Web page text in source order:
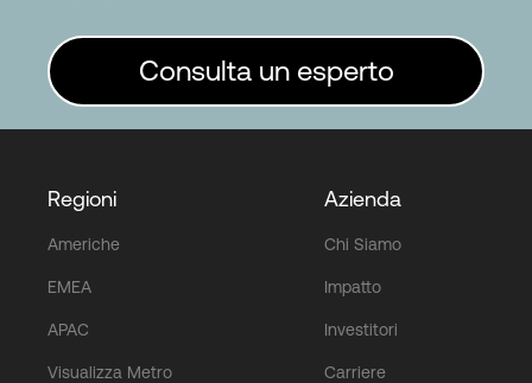
Consulta un esperto
Regioni
Americhe
EMEA
APAC
Visualizza Metro
Azienda
Chi Siamo
Impatto
Investitori
Carriere